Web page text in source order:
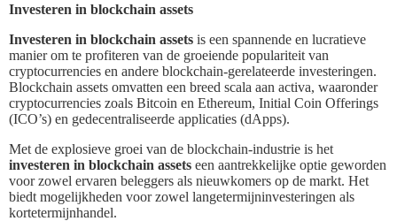
Investeren in blockchain assets
Investeren in blockchain assets is een spannende en lucratieve
manier om te profiteren van de groeiende populariteit van
cryptocurrencies en andere blockchain-gerelateerde investeringen.
Blockchain assets omvatten een breed scala aan activa, waaronder
cryptocurrencies zoals Bitcoin en Ethereum, Initial Coin Offerings
(ICO’s) en gedecentraliseerde applicaties (dApps).
Met de explosieve groei van de blockchain-industrie is het
investeren in blockchain assets een aantrekkelijke optie geworden
voor zowel ervaren beleggers als nieuwkomers op de markt. Het
biedt mogelijkheden voor zowel langetermijninvesteringen als
kortetermijnhandel.